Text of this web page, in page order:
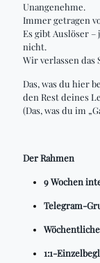
Unangenehme.
Immer getragen
Es gibt Auslöser
nicht.
Wir verlassen das
Das, was du hier
den Rest deines
(Das, was du im
Der Rahmen
9 Wochen
Telegram-
1:1-